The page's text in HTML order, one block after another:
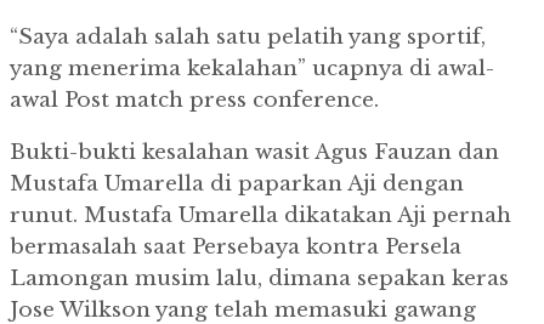
“Saya adalah salah satu pelatih yang sportif,
yang menerima kekalahan” ucapnya di awal-
awal Post match press conference.
Bukti-bukti kesalahan wasit Agus Fauzan dan
Mustafa Umarella di paparkan Aji dengan
runut. Mustafa Umarella dikatakan Aji pernah
bermasalah saat Persebaya kontra Persela
Lamongan musim lalu, dimana sepakan keras
Jose Wilkson yang telah memasuki gawang